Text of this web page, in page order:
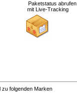
Paketstatus abrufen
mit Live-Tracking
folgenden Marken